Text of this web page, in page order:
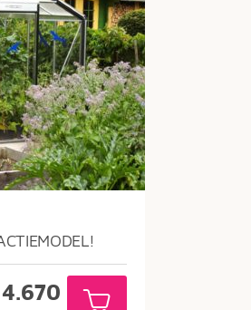
4.670Prijsklasse: